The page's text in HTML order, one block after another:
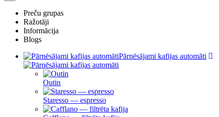
Preču grupas
Ražotāji
Informācija
Blogs
Pārnēsājami kafijas automāti
Outin
Staresso — espresso